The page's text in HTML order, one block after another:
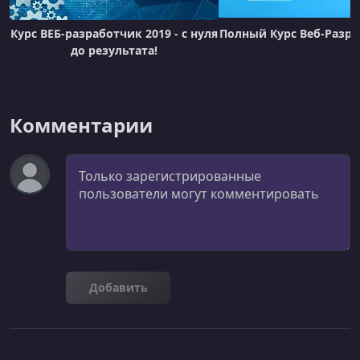
УРОК 22.
Модуль 5. Практика. Часть 3. Эффекты при наведении
и адаптив первого экрана
Модуль 5. Практика. Часть 5. Верстка всплывающих
окон на сайте
00:29:31
Модуль 5. Практика. Часть 6. Верстка блока с ценами
Курс ВЕБ-разработчик 2019 - с нуля
до результата!
Полный Курс Веб-
Комментарии
Комментарий
Добавить